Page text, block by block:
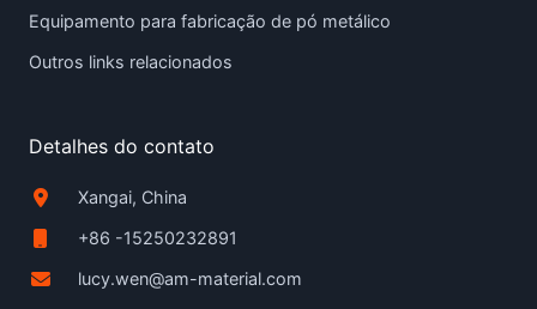
Equipamento para fabricação de pó metálico
Outros links relacionados
Detalhes do contato
Xangai, China
+86 -15250232891
lucy.wen@am-material.com